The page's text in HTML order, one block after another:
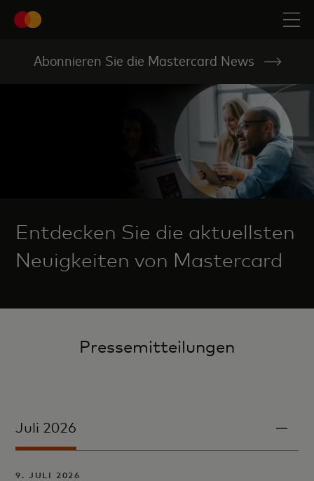
Abonnieren Sie die Mastercard News
Entdecken Sie die aktuellsten
Neuigkeiten von Mastercard
Pressemitteilungen
Juli 2026
9. JULI 2026